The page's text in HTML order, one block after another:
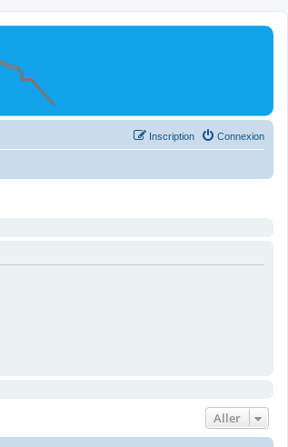
Connexion
Inscription
Aller